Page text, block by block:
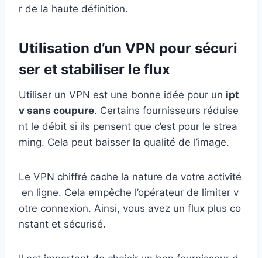
r de la haute définition.
Utilisation d’un VPN pour sécuri
ser et stabiliser le flux
Utiliser un VPN est une bonne idée pour un ipt
v sans coupure. Certains fournisseurs réduise
nt le débit si ils pensent que c’est pour le strea
ming. Cela peut baisser la qualité de l’image.
Le VPN chiffré cache la nature de votre activité
en ligne. Cela empêche l’opérateur de limiter v
otre connexion. Ainsi, vous avez un flux plus co
nstant et sécurisé.